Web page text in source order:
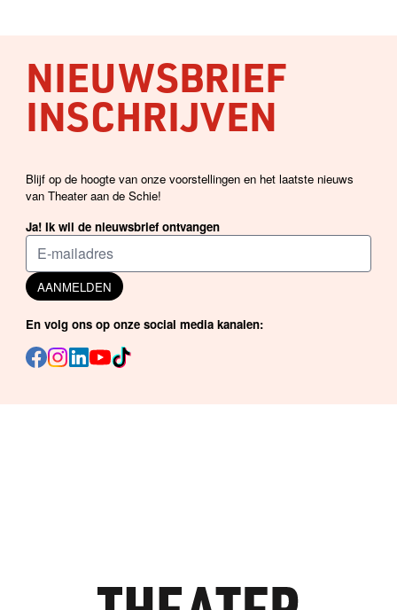
NIEUWSBRIEF
INSCHRIJVEN
Blijf op de hoogte van onze voorstellingen en het laatste nieuws
van Theater aan de Schie!
Ja! Ik wil de nieuwsbrief ontvangen
AANMELDEN
En volg ons op onze social media kanalen: